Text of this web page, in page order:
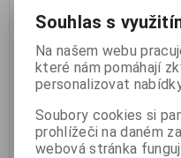
Microsoft Office 2024 pro
Termín dodání (dny): skladem
Souhlas s
Na našem webu
které nám pomáhají
personalizovat
Soubory cookies si
prohlížeči na daném
webová stránka